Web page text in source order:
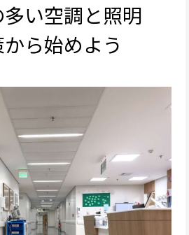
い空調と照明
ら始めよう